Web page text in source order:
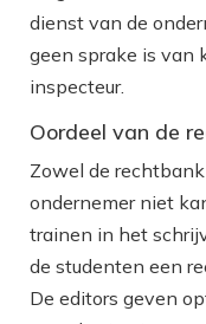
dienst van de
geen sprake is van
inspecteur.
Oordeel van de
Zowel de
ondernemer niet
trainen in het
de studenten een
De editors geven